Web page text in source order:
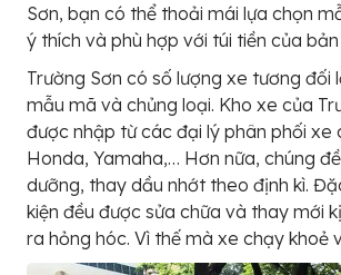
Sơn, bạn có thể thoải mái lựa chọn
ý thích và phù hợp với túi tiền của
Trường Sơn có số lượng xe tương đối
mẫu mã và chủng loại. Kho xe của
được nhập từ các đại lý phân phối xe
Honda, Yamaha,… Hơn nữa, chúng
dưỡng, thay dầu nhớt theo định kì.
kiện đều được sửa chữa và thay mới
ra hỏng hóc. Vì thế mà xe chạy khoẻ